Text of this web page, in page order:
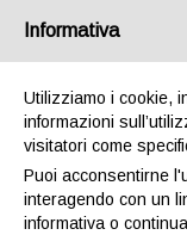
Home Esterni
Destro x Mini
Informativa
Utilizziamo i cookie,
informazioni
visitatori come
Puoi acconsentirne
interagendo con un
informativa o